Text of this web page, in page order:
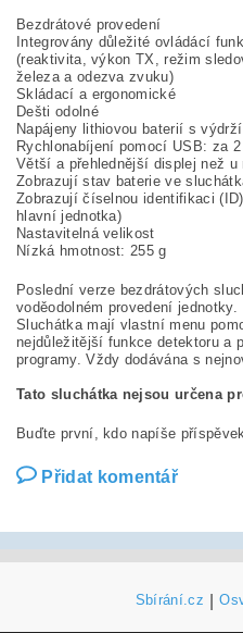
Bezdrátové provedení
Integrovány důležité ovládácí
(reaktivita, výkon TX, režim
železa a odezva zvuku)
Skládací a ergonomické
Dešti odolné
Napájeny lithiovou baterií s
Rychlonabíjení pomocí USB: za
Větší a přehlednější displej než u
Zobrazují stav baterie ve
Zobrazují číselnou identifikaci
hlavní jednotka)
Nastavitelná velikost
Nízká hmotnost: 255 g
Poslední verze bezdrátových
voděodolném provedení jednotky.
Sluchátka mají vlastní menu
nejdůležitější funkce detektoru a
programy. Vždy dodávána s
Tato sluchátka nejsou určena
Buďte první, kdo napíše
Přidat komentář
Sbírání.cz